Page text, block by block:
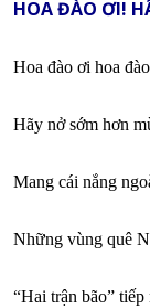
HOA ĐÀO ƠI!
Hoa đào ơi hoa
Hãy nở sớm hơn
Mang cái nắng
Những vùng quê
“Hai trận bão”